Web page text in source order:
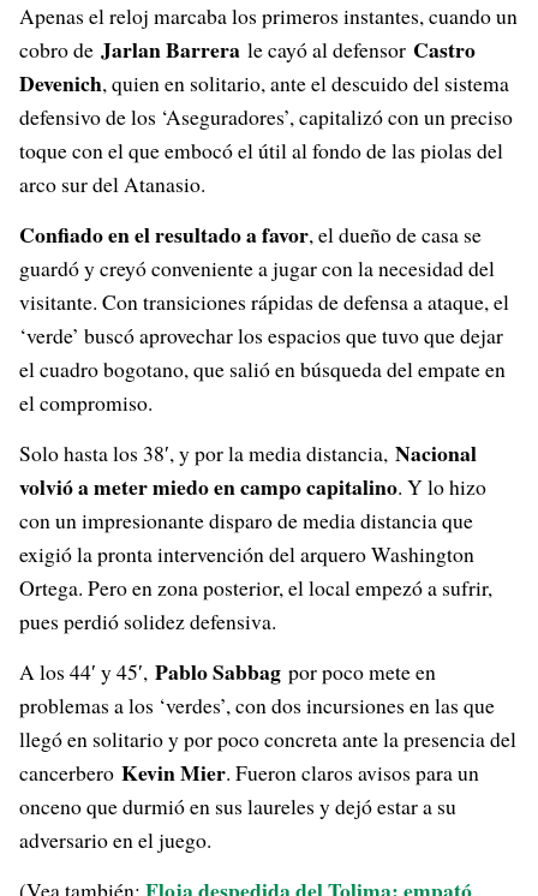
Apenas el reloj marcaba los primeros instantes, cuando un
cobro de Jarlan Barrera le cayó al defensor Castro
Devenich, quien en solitario, ante el descuido del sistema
defensivo de los ‘Aseguradores’, capitalizó con un preciso
toque con el que embocó el útil al fondo de las piolas del
arco sur del Atanasio.
Confiado en el resultado a favor, el dueño de casa se
guardó y creyó conveniente a jugar con la necesidad del
visitante. Con transiciones rápidas de defensa a ataque, el
‘verde’ buscó aprovechar los espacios que tuvo que dejar
el cuadro bogotano, que salió en búsqueda del empate en
el compromiso.
Solo hasta los 38′, y por la media distancia, Nacional
volvió a meter miedo en campo capitalino. Y lo hizo
con un impresionante disparo de media distancia que
exigió la pronta intervención del arquero Washington
Ortega. Pero en zona posterior, el local empezó a sufrir,
pues perdió solidez defensiva.
A los 44′ y 45′, Pablo Sabbag por poco mete en
problemas a los ‘verdes’, con dos incursiones en las que
llegó en solitario y por poco concreta ante la presencia del
cancerbero Kevin Mier. Fueron claros avisos para un
onceno que durmió en sus laureles y dejó estar a su
adversario en el juego.
(Vea también: